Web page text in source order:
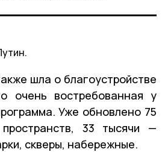
шла о благоустройстве
очень востребованная у
Уже обновлено 75
33 тысячи —
скверы, набережные.